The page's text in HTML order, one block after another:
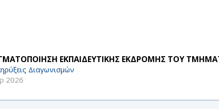
ΕΚΠΑΙΔΕΥΤΙΚΗΣ ΕΚΔΡΟΜΗΣ ΤΟΥ
Διαγωνισμών
2026